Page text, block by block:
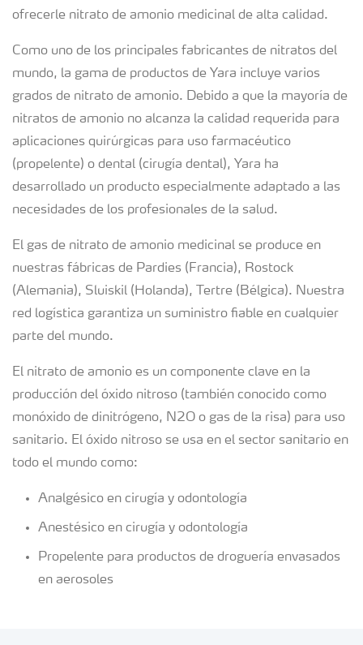
ofrecerle nitrato de amonio medicinal de alta calidad.
Como uno de los principales fabricantes de nitratos del
mundo, la gama de productos de Yara incluye varios
grados de nitrato de amonio. Debido a que la mayoría de
nitratos de amonio no alcanza la calidad requerida para
aplicaciones quirúrgicas para uso farmacéutico
(propelente) o dental (cirugía dental), Yara ha
desarrollado un producto especialmente adaptado a las
necesidades de los profesionales de la salud.
El gas de nitrato de amonio medicinal se produce en
nuestras fábricas de Pardies (Francia), Rostock
(Alemania), Sluiskil (Holanda), Tertre (Bélgica). Nuestra
red logística garantiza un suministro fiable en cualquier
parte del mundo.
El nitrato de amonio es un componente clave en la
producción del óxido nitroso (también conocido como
monóxido de dinitrógeno, N2O o gas de la risa) para uso
sanitario. El óxido nitroso se usa en el sector sanitario en
todo el mundo como:
Analgésico en cirugía y odontología
Anestésico en cirugía y odontología
Propelente para productos de droguería envasados
en aerosoles